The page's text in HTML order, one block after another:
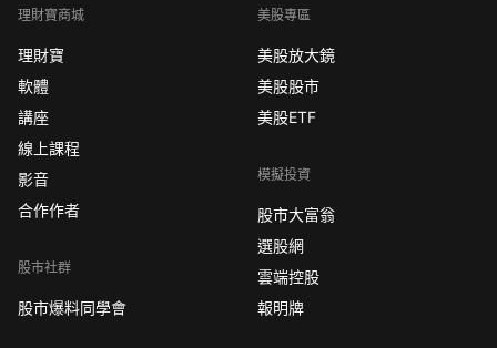
理財寶商城
理財寶
軟體
講座
線上課程
影音
合作作者
股市社群
股市爆料同學會
美股專區
美股放大鏡
美股股市
美股ETF
模擬投資
股市大富翁
選股網
雲端控股
報明牌